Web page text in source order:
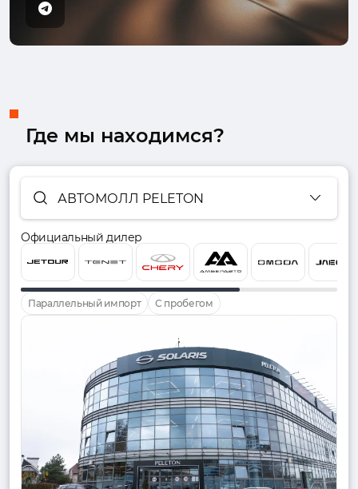
Где мы находимся?
АВТОМОЛЛ PELETON
Официальный дилер
Параллельный импорт С пробегом